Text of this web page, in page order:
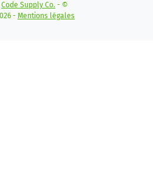
Code Supply Co. - ©
- Mentions légales